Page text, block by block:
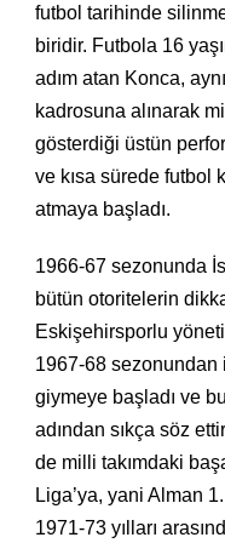
futbol tarihinde
biridir. Futbola 16
adım atan Konca, aynı
kadrosuna alınarak
gösterdiği üstün
ve kısa sürede futbol
atmaya başladı.
1966-67 sezonunda
bütün otoritelerin
Eskişehirsporlu
1967-68 sezonundan
giymeye başladı ve
adından sıkça söz
de milli takımdaki
Liga’ya, yani Alman
1971-73 yılları